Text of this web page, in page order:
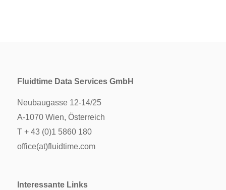
Fluidtime Data Services GmbH
Neubaugasse 12-14/25
A-1070 Wien, Österreich
T + 43 (0)1 5860 180
office(at)fluidtime.com
Interessante Links